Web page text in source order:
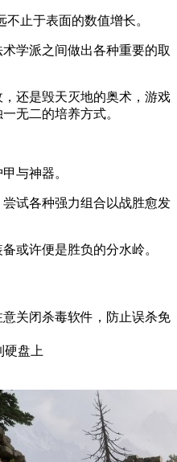
止于表面的数值增长。
学派之间做出各种重要的取
还是毁天灭地的奥术，游戏
无二的培养方式。
与神器。
试各种强力组合以战胜愈发
或许便是胜负的分水岭。
关闭杀毒软件，防止误杀免
硬盘上